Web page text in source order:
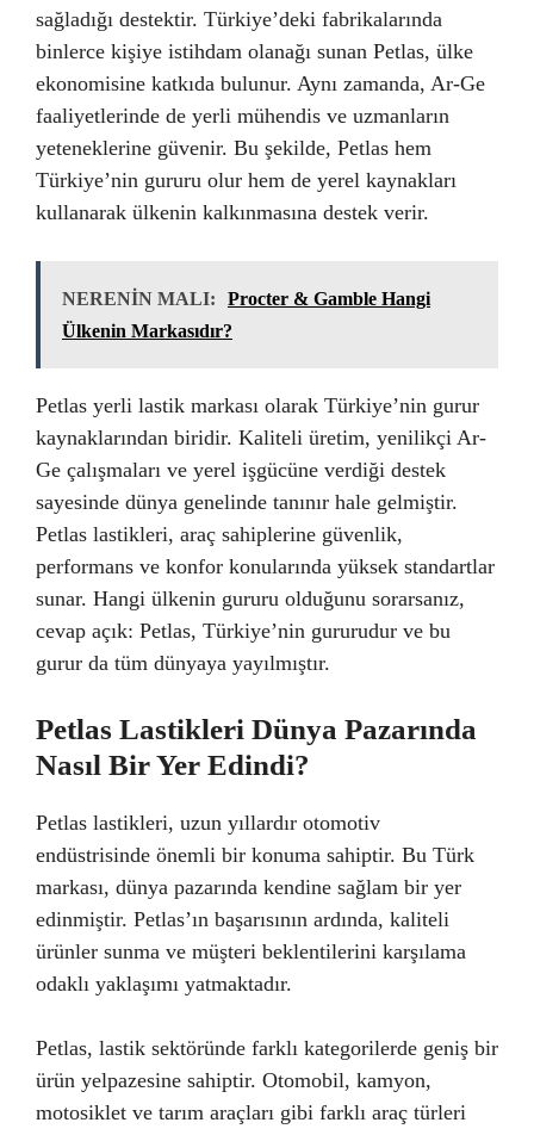
sağladığı destektir. Türkiye’deki fabrikalarında
binlerce kişiye istihdam olanağı sunan Petlas, ülke
ekonomisine katkıda bulunur. Aynı zamanda, Ar-Ge
faaliyetlerinde de yerli mühendis ve uzmanların
yeteneklerine güvenir. Bu şekilde, Petlas hem
Türkiye’nin gururu olur hem de yerel kaynakları
kullanarak ülkenin kalkınmasına destek verir.
NERENİN MALI:
Procter & Gamble Hangi
Ülkenin Markasıdır?
Petlas yerli lastik markası olarak Türkiye’nin gurur
kaynaklarından biridir. Kaliteli üretim, yenilikçi Ar-
Ge çalışmaları ve yerel işgücüne verdiği destek
sayesinde dünya genelinde tanınır hale gelmiştir.
Petlas lastikleri, araç sahiplerine güvenlik,
performans ve konfor konularında yüksek standartlar
sunar. Hangi ülkenin gururu olduğunu sorarsanız,
cevap açık: Petlas, Türkiye’nin gururudur ve bu
gurur da tüm dünyaya yayılmıştır.
Petlas Lastikleri Dünya Pazarında
Nasıl Bir Yer Edindi?
Petlas lastikleri, uzun yıllardır otomotiv
endüstrisinde önemli bir konuma sahiptir. Bu Türk
markası, dünya pazarında kendine sağlam bir yer
edinmiştir. Petlas’ın başarısının ardında, kaliteli
ürünler sunma ve müşteri beklentilerini karşılama
odaklı yaklaşımı yatmaktadır.
Petlas, lastik sektöründe farklı kategorilerde geniş bir
ürün yelpazesine sahiptir. Otomobil, kamyon,
motosiklet ve tarım araçları gibi farklı araç türleri